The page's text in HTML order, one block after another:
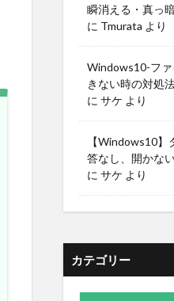
瞬消える・真っ
に Tmurata より
Windows10-フ
きない時の対処
に サケ より
【Windows10
答なし、開かな
に サケ より
カテゴリー